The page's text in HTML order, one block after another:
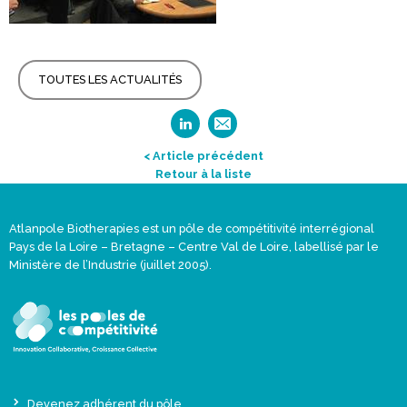
TOUTES LES ACTUALITÉS
< Article précédent
Retour à la liste
Atlanpole Biotherapies est un pôle de compétitivité interrégional
Pays de la Loire – Bretagne – Centre Val de Loire, labellisé par le
Ministère de l’Industrie (juillet 2005).
Devenez adhérent du pôle